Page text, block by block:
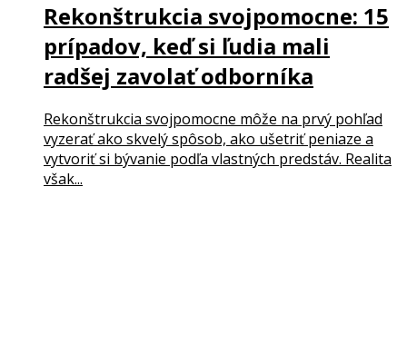
Rekonštrukcia svojpomocne: 15
prípadov, keď si ľudia mali
radšej zavolať odborníka
Rekonštrukcia svojpomocne môže na prvý pohľad
vyzerať ako skvelý spôsob, ako ušetriť peniaze a
vytvoriť si bývanie podľa vlastných predstáv. Realita
však...